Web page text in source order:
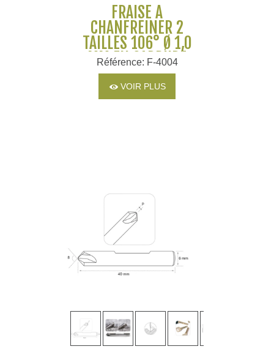
FRAISE À
CHANFREINER 2
TAILLES 106° Ø 1,0
MM EN CARBURE
MONOBLOC POUR
MACHINES SILCA ET
JMA
Référence: F-4004
VOIR PLUS